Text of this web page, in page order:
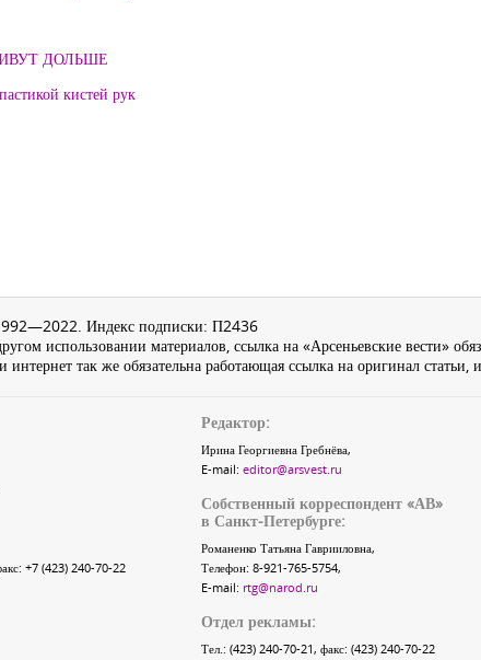
ДОЛЬШЕ
кистей рук
Индекс подписки: П2436
использовании материалов, ссылка на «Арсеньевские вести»
так же обязательна работающая ссылка на оригинал статьи,
+7 (423) 240-70-22
Редактор:
Ирина Георгиевна Гребнёва,
E-mail: editor@arsvest.ru
Собственный корреспондент «АВ»
в Санкт-Петербурге:
Романенко Татьяна Гаврииловна,
Телефон: 8-921-765-5754,
E-mail: rtg@narod.ru
Отдел рекламы:
Тел.: (423) 240-70-21, факс: (423) 240-70-22